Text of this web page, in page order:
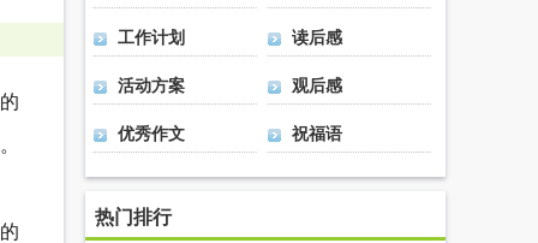
工作计划 读后感
活动方案 观后感
优秀作文 祝福语
热门排行